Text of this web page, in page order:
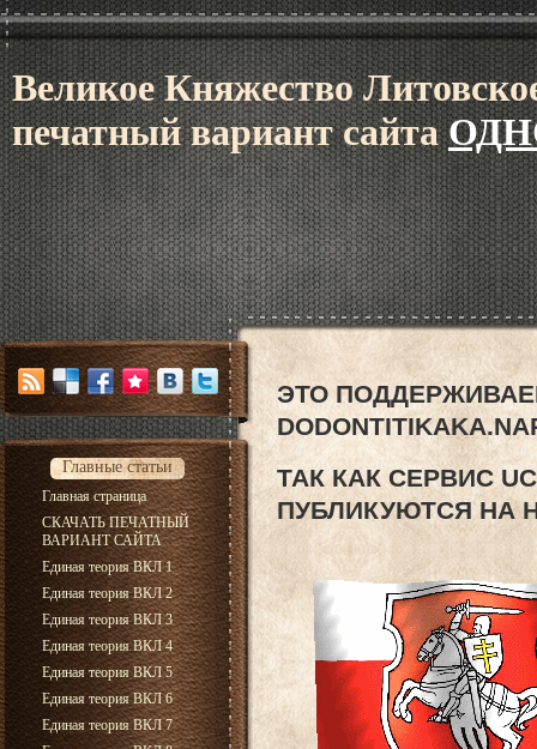
Великое Княжество
печатный вариант сайта
Главные статьи
Главная страница
СКАЧАТЬ ПЕЧАТНЫЙ
ВАРИАНТ САЙТА
Единая теория ВКЛ 1
Единая теория ВКЛ 2
Единая теория ВКЛ 3
Единая теория ВКЛ 4
Единая теория ВКЛ 5
Единая теория ВКЛ 6
Единая теория ВКЛ 7
ЭТО
ТАК КАК СЕРВИС
ПУБЛИКУЮТСЯ НА